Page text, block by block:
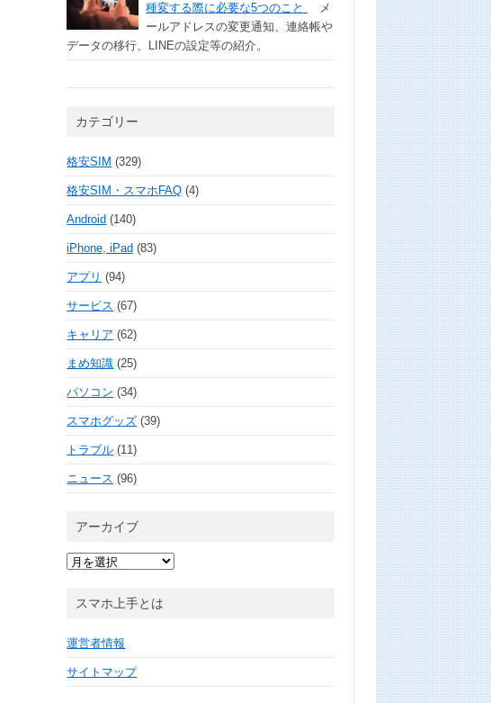
種変する際に必要な5つのこと
メ
ールアドレスの変更通知、連絡帳や
データの移行、LINEの設定等の紹介。
カテゴリー
格安SIM (329)
格安SIM・スマホFAQ (4)
Android (140)
iPhone, iPad (83)
アプリ (94)
サービス (67)
キャリア (62)
まめ知識 (25)
パソコン (34)
スマホグッズ (39)
トラブル (11)
ニュース (96)
アーカイブ
ア
ー
ブスマホ上手とは
運営者情報
サイトマップ